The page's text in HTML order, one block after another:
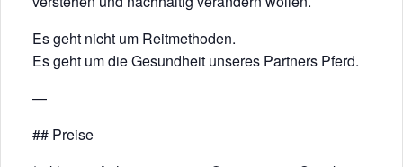
Es geht nicht um Reitmethoden.
Es geht um die Gesundheit unseres Partners Pferd.
—
## Preise